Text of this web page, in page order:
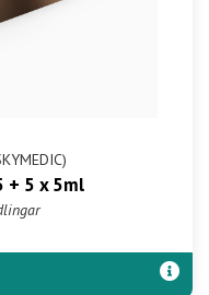
+ 5 x 5ml